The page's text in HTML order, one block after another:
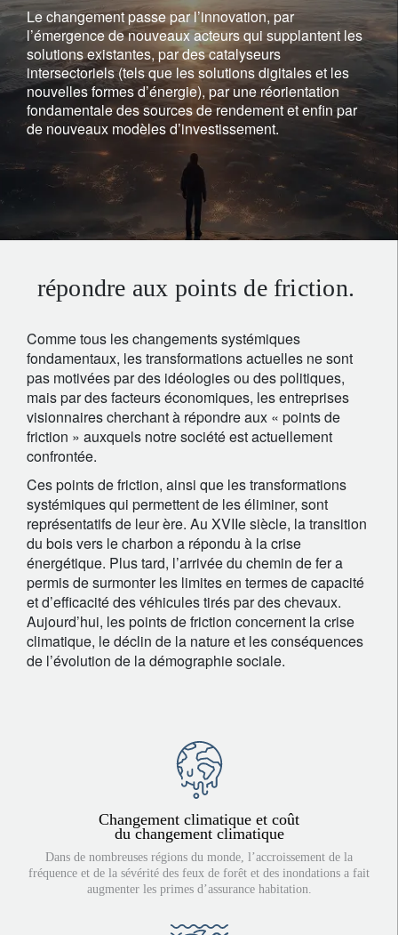
Le changement passe par l’innovation, par
l’émergence de nouveaux acteurs qui supplantent les
solutions existantes, par des catalyseurs
intersectoriels (tels que les solutions digitales et les
nouvelles formes d’énergie), par une réorientation
fondamentale des sources de rendement et enfin par
de nouveaux modèles d’investissement.
répondre aux points de friction.
Comme tous les changements systémiques
fondamentaux, les transformations actuelles ne sont
pas motivées par des idéologies ou des politiques,
mais par des facteurs économiques, les entreprises
visionnaires cherchant à répondre aux « points de
friction » auxquels notre société est actuellement
confrontée.
Ces points de friction, ainsi que les transformations
systémiques qui permettent de les éliminer, sont
représentatifs de leur ère. Au XVIIe siècle, la transition
du bois vers le charbon a répondu à la crise
énergétique. Plus tard, l’arrivée du chemin de fer a
permis de surmonter les limites en termes de capacité
et d’efficacité des véhicules tirés par des chevaux.
Aujourd’hui, les points de friction concernent la crise
climatique, le déclin de la nature et les conséquences
de l’évolution de la démographie sociale.
Changement climatique et coût
du changement climatique
Dans de nombreuses régions du monde, l’accroissement de la
fréquence et de la sévérité des feux de forêt et des inondations a fait
augmenter les primes d’assurance habitation.